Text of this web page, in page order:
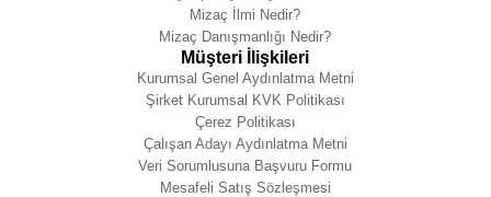
Mizaç İlmi Nedir?
Mizaç Danışmanlığı Nedir?
Müşteri İlişkileri
Kurumsal Genel Aydınlatma Metni
Şirket Kurumsal KVK Politikası
Çerez Politikası
Çalışan Adayı Aydınlatma Metni
Veri Sorumlusuna Başvuru Formu
Mesafeli Satış Sözleşmesi